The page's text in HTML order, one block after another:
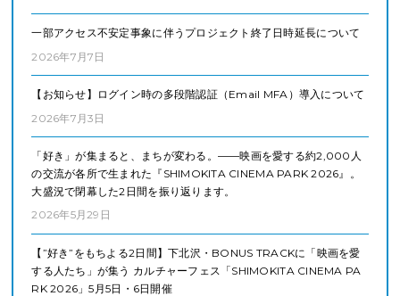
一部アクセス不安定事象に伴うプロジェクト終了日時延長について
2026年7月7日
【お知らせ】ログイン時の多段階認証（Email MFA）導入について
2026年7月3日
「好き」が集まると、まちが変わる。——映画を愛する約2,000人
の交流が各所で生まれた『SHIMOKITA CINEMA PARK 2026』。
大盛況で閉幕した2日間を振り返ります。
2026年5月29日
【”好き”をもちよる2日間】下北沢・BONUS TRACKに「映画を愛
する人たち」が集う カルチャーフェス「SHIMOKITA CINEMA PA
RK 2026」5月5日・6日開催